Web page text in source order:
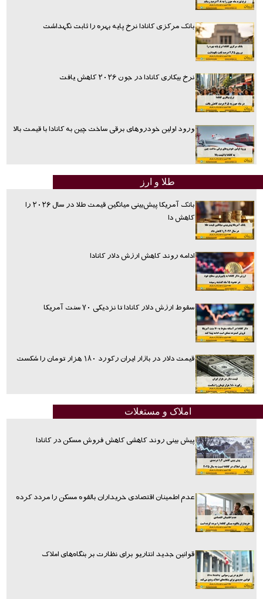
بانک مرکزی کانادا نرخ پایه بهره را ثابت نگهداشت
نرخ بیکاری کانادا در جون ۲۰۲۶ کاهش یافت
ورود اولین خودروهای برقی ساخت چین به کانادا با قیمت بالا
طلا و ارز
بانک آمریکا پیش‌بینی میانگین قیمت طلا در سال ۲۰۲۶ را
کاهش دا
ادامه روند کاهش ارزش دلار کانادا
سقوط ارزش دلار کانادا تا نزدیکی ۷۰ سنت آمریکا
قیمت دلار در بازار ایران رکورد ۱۸۰ هزار تومان را شکست
املاک و مستغلات
پیش بینی روند کاهشی کاهش فروش مسکن در کانادا
عدم اطمینان اقتصادی خریداران بالقوه مسکن را مردد کرده
قوانین جدید انتاریو برای نظارت بر بنگاه‌های املاک